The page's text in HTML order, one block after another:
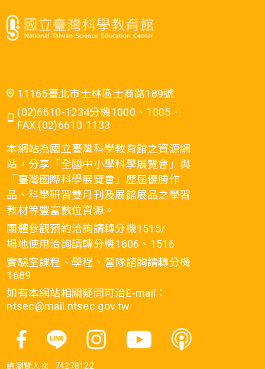
11165臺北市士林區士商路189號
(02)6610-1234分機1000、1005．
FAX (02)6610-1133
本網站為國立臺灣科學教育館之資源網
站，分享「全國中小學科學展覽會」與
「臺灣國際科學展覽會」歷屆優勝作
品、科學研習雙月刊及展館展品之學習
教材等豐富數位資源。
團體參觀預約洽詢請轉分機1515/
場地使用洽詢請轉分機1606、1516
實驗室課程、學程、營隊諮詢請轉分機
1689
如有本網站相關疑問可洽E-mail：
ntsec@mail.ntsec.gov.tw
總瀏覽人次 : 74278122